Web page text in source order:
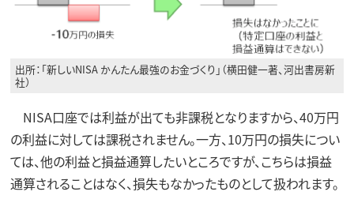
出所：「新しいNISA かんたん最強のお金づくり」（横田健一著、河出書房新
社）
NISA口座では利益が出ても非課税となりますから、40万円
の利益に対しては課税されません。一方、10万円の損失につい
ては、他の利益と損益通算したいところですが、こちらは損益
通算されることはなく、損失もなかったものとして扱われます。